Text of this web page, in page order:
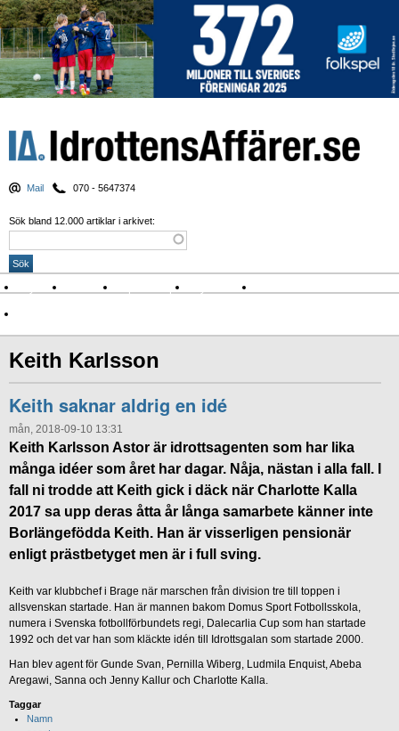
Mail 070 - 5647374
Sök bland 12.000 artiklar i arkivet:
Nyheter Krönikor Sport & spel Nyhetsbrev
Keith Karlsson
Keith saknar aldrig en idé
mån, 2018-09-10 13:31
Keith Karlsson Astor är idrottsagenten som har lika
många idéer som året har dagar. Nåja, nästan i alla fall. I
fall ni trodde att Keith gick i däck när Charlotte Kalla
2017 sa upp deras åtta år långa samarbete känner inte
Borlängefödda Keith. Han är visserligen pensionär
enligt prästbetyget men är i full sving.
Keith var klubbchef i Brage när marschen från division tre till toppen i
allsvenskan startade. Han är mannen bakom Domus Sport Fotbollsskola,
numera i Svenska fotbollförbundets regi, Dalecarlia Cup som han startade
1992 och det var han som kläckte idén till Idrottsgalan som startade 2000.
Han blev agent för Gunde Svan, Pernilla Wiberg, Ludmila Enquist, Abeba
Aregawi, Sanna och Jenny Kallur och Charlotte Kalla.
Taggar
Namn